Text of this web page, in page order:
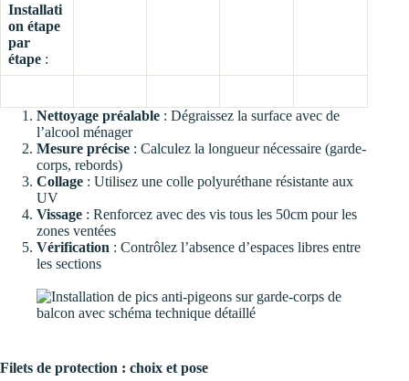
Installati
on étape
par
étape :
Nettoyage préalable : Dégraissez la surface avec de
l’alcool ménager
Mesure précise : Calculez la longueur nécessaire (garde-
corps, rebords)
Collage : Utilisez une colle polyuréthane résistante aux
UV
Vissage : Renforcez avec des vis tous les 50cm pour les
zones ventées
Vérification : Contrôlez l’absence d’espaces libres entre
les sections
Filets de protection : choix et pose